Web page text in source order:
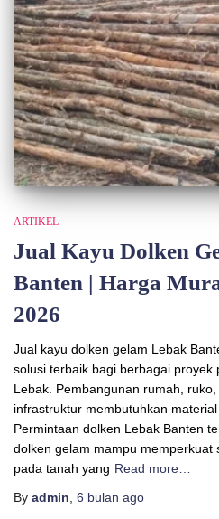
ARTIKEL
Jual Kayu Dolken
Banten | Harga
2026
Jual kayu dolken gelam Lebak
solusi terbaik bagi berbagai proyek
Lebak. Pembangunan rumah,
infrastruktur membutuhkan
Permintaan dolken Lebak Banten
dolken gelam mampu
pada tanah yang Read more…
By admin, 6 bulan ago